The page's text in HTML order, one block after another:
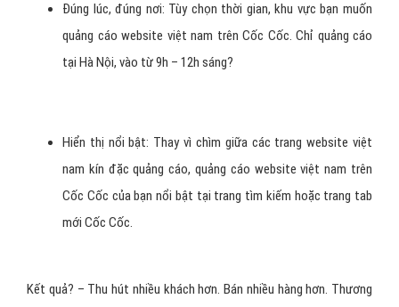
Đúng lúc, đúng nơi: Tùy chọn thời gian, khu vực bạn muốn
quảng cáo website việt nam trên Cốc Cốc. Chỉ quảng cáo
tại Hà Nội, vào từ 9h – 12h sáng?
Hiển thị nổi bật: Thay vì chìm giữa các trang website việt
nam kín đặc quảng cáo, quảng cáo website việt nam trên
Cốc Cốc của bạn nổi bật tại trang tìm kiếm hoặc trang tab
mới Cốc Cốc.
Kết quả? – Thu hút nhiều khách hơn. Bán nhiều hàng hơn. Thương